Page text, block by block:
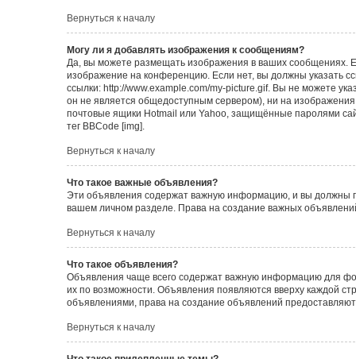
Вернуться к началу
Могу ли я добавлять изображения к сообщениям?
Да, вы можете размещать изображения в ваших сообщениях.
изображение на конференцию. Если нет, вы должны указать
ссылки: http://www.example.com/my-picture.gif. Вы не можете
он не является общедоступным сервером), ни на
почтовые ящики Hotmail или Yahoo, защищённые паролями
тег BBCode [img].
Вернуться к началу
Что такое важные объявления?
Эти объявления содержат важную информацию, и вы должны
вашем личном разделе. Права на создание важных
Вернуться к началу
Что такое объявления?
Объявления чаще всего содержат важную информацию для
их по возможности. Объявления появляются вверху каждой
объявлениями, права на создание объявлений
Вернуться к началу